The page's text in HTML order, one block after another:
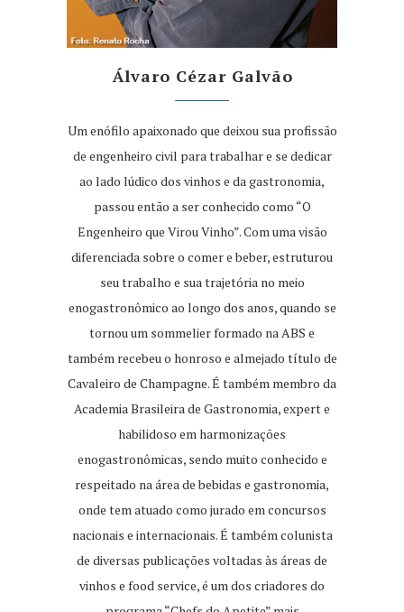
Álvaro Cézar Galvão
Um enófilo apaixonado que deixou sua profissão
de engenheiro civil para trabalhar e se dedicar
ao lado lúdico dos vinhos e da gastronomia,
passou então a ser conhecido como “O
Engenheiro que Virou Vinho”. Com uma visão
diferenciada sobre o comer e beber, estruturou
seu trabalho e sua trajetória no meio
enogastronômico ao longo dos anos, quando se
tornou um sommelier formado na ABS e
também recebeu o honroso e almejado título de
Cavaleiro de Champagne. É também membro da
Academia Brasileira de Gastronomia, expert e
habilidoso em harmonizações
enogastronômicas, sendo muito conhecido e
respeitado na área de bebidas e gastronomia,
onde tem atuado como jurado em concursos
nacionais e internacionais. É também colunista
de diversas publicações voltadas às áreas de
vinhos e food service, é um dos criadores do